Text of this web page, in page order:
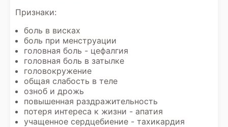
Признаки:
боль в висках
боль при менструации
головная боль - цефалгия
головная боль в затылке
головокружение
общая слабость в теле
озноб и дрожь
повышенная раздражительность
потеря интереса к жизни - апатия
учащенное сердцебиение - тахикардия